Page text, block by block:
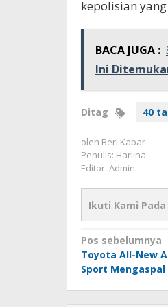
kepolisian
BACA JUGA :
Ini
Ditag 40
oleh Beri Kabar
Penulis: Harlina
Editor: Admin
Ikuti Kami Pada
Navigasi
pos
Pos sebelumnya
Toyota All-New
Sport Mengaspal